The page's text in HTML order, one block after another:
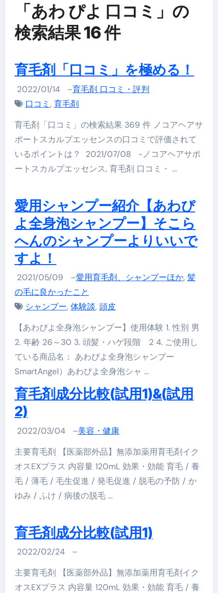
「あわ ぴよ 口コミ」の
検索結果 16 件
育毛剤「口コミ」を極める！
2022/01/14 –育毛剤 口コミ・評判
口コミ , 育毛剤
育毛剤「口コミ」の検索結果 369 件 ノコアヘアサ
ポートスカルプエッセンスの口コミで評価されて
いるポイントは？ 2021/07/08 -ノコアヘアサポ
ートスカルプエッセンス, 育毛剤 口コミ・ …
愛用シャンプー紹介【あわぴ
よ全身泡シャンプー】そこら
へんのシャンプーよりいいで
すよ！
2021/05/09 –愛用育毛剤、シャンプーほか, 髪
の毛に良かったこと
シャンプー, 体験談, 頭皮
【あわぴよ全身泡シャンプー】使用体験 1. 性別 男
2. 年齢 26～30 3. 頭髪・ハゲ段階 2 4. ご使用し
ている商品名： あわぴよ全身泡シャンプー
SmartAngel）あわぴよ全身泡シャ …
育毛剤成分比較(試用1)&(試用
2)
2022/03/04 –美容・健康
主要育毛剤 【医薬部外品】無添加薬用育毛剤イク
オスEXプラス 内容量 120mL 効果・効能 育毛 / 養
毛 / 薄毛 / 毛生促進 / 発毛促進 / 脱毛の予防 / か
ゆみ / ふけ / 病後の脱毛 …
育毛剤成分比較(試用1)
2022/02/24
–
主要育毛剤 【医薬部外品】無添加薬用育毛剤イク
オスEXプラス 内容量 120mL 効果・効能 育毛 / 養